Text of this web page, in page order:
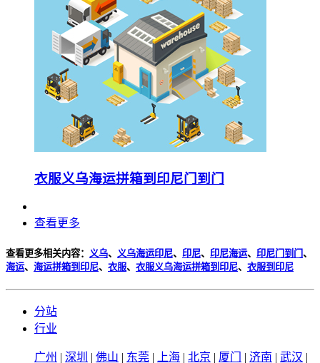
衣服义乌海运拼箱到印尼门到门
查看更多
查看更多相关内容： 义乌、 义乌海运印尼、 印尼、 印尼海运、 印尼门到门 、
海运、 海运拼箱到印尼、 衣服、 衣服义乌海运拼箱到印尼、 衣服到印尼
分站
行业
广州 | 深圳 | 佛山 | 东莞 | 上海 | 北京 | 厦门 | 济南 | 武汉 |